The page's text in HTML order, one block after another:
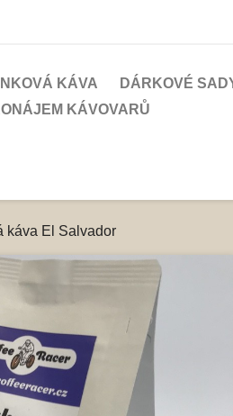
KÁVA DÁRKOVÉ
KÁVOVARŮ
káva El Salvador